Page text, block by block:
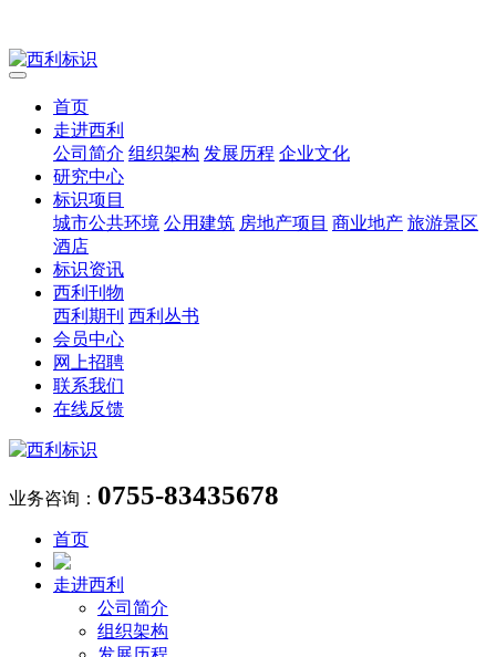
首页
走进西利
公司简介 组织架构 发展历程 企业文化
研究中心
标识项目
城市公共环境 公用建筑 房地产项目 商业地产 旅游景区
酒店
标识资讯
西利刊物
西利期刊 西利丛书
会员中心
网上招聘
联系我们
在线反馈
业务咨询： 0755-83435678
首页
走进西利
公司简介
组织架构